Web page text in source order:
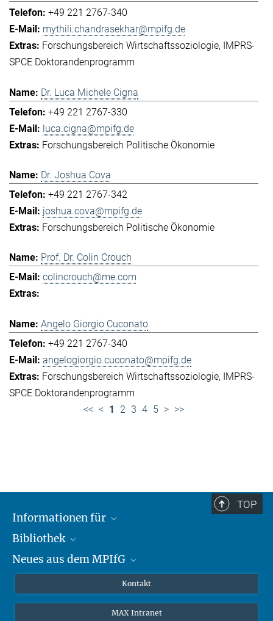
+49 221 2767-340
mythili.chandrasekhar@mpifg.de
Forschungsbereich Wirtschaftssoziologie
IMPRS-
SPCE Doktorandenprogramm
Dr. Luca Michele Cigna
+49 221 2767-330
luca.cigna@mpifg.de
Forschungsbereich Politische Ökonomie
Dr. Joshua Cova
+49 221 2767-342
joshua.cova@mpifg.de
Forschungsbereich Politische Ökonomie
Prof. Dr. Colin Crouch
colincrouch@me.com
Angelo Giorgio Cuconato
+49 221 2767-340
angelogiorgio.cuconato@mpifg.de
Forschungsbereich Wirtschaftssoziologie IMPRS-
SPCE Doktorandenprogramm
<< < 1 2 3 4 5 > >>
TOP
Informationen für
Forschende
Gäste
Bibliothek
Profil
Neues aus dem MPIfG
Newsletter abonnieren
Kontakt
MAX Intranet